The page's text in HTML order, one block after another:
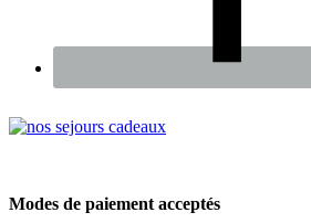
Modes de paiement acceptés